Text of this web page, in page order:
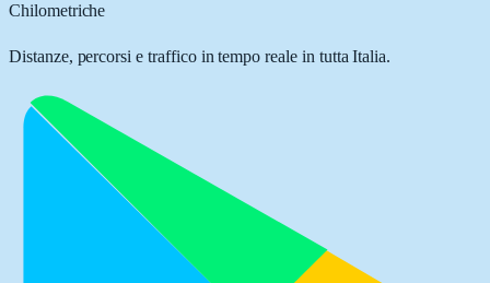
Chilometriche
Distanze, percorsi e traffico in tempo reale in tutta Italia.